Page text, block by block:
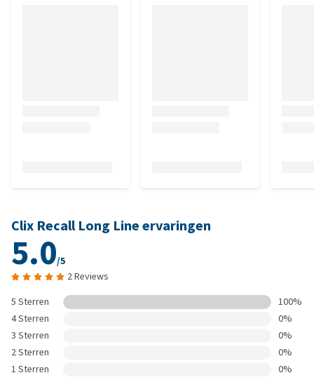
Clix Recall Long Line ervaringen
5.0/5
2 Reviews
5 Sterren
100%
4 Sterren
0%
3 Sterren
0%
2 Sterren
0%
1 Sterren
0%